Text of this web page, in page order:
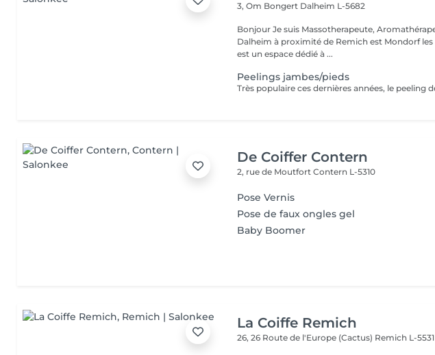
3, Om Bongert Dalheim L-5682
Bonjour Je suis Massotherapeute, Aromathérapeute, située à
Dalheim à proximité de Remich est Mondorf les bains . Mon cabinet,
est un espace dédié à ...
Peelings jambes/pieds
De Coiffer Contern
2, rue de MoutfortContern L-5310
Pose Vernis
Pose de faux ongles gel
Baby Boomer
La Coiffe Remich
26, 26 Route de l'Europe (Cactus) Remich L-5531